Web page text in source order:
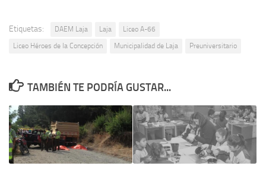
Etiquetas: DAEM Laja Laja
Liceo A-66
Liceo Héroes de la Concepción
Municipalidad de Laja Preuniversitario
TAMBIÉN TE PODRÍA GUSTAR...